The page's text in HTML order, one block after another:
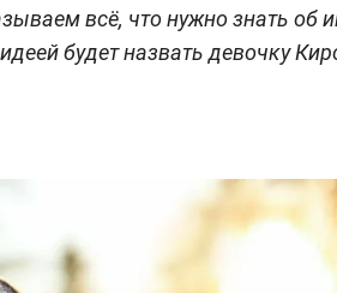
всё, что нужно знать об
будет назвать девочку